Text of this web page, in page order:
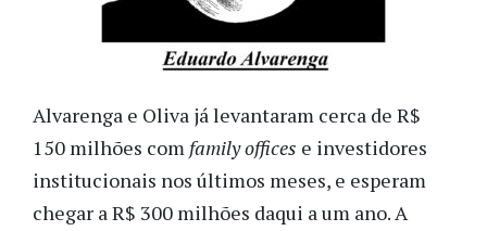
Alvarenga e Oliva já levantaram cerca de R$
150 milhões com family offices e investidores
institucionais nos últimos meses, e esperam
chegar a R$ 300 milhões daqui a um ano. A